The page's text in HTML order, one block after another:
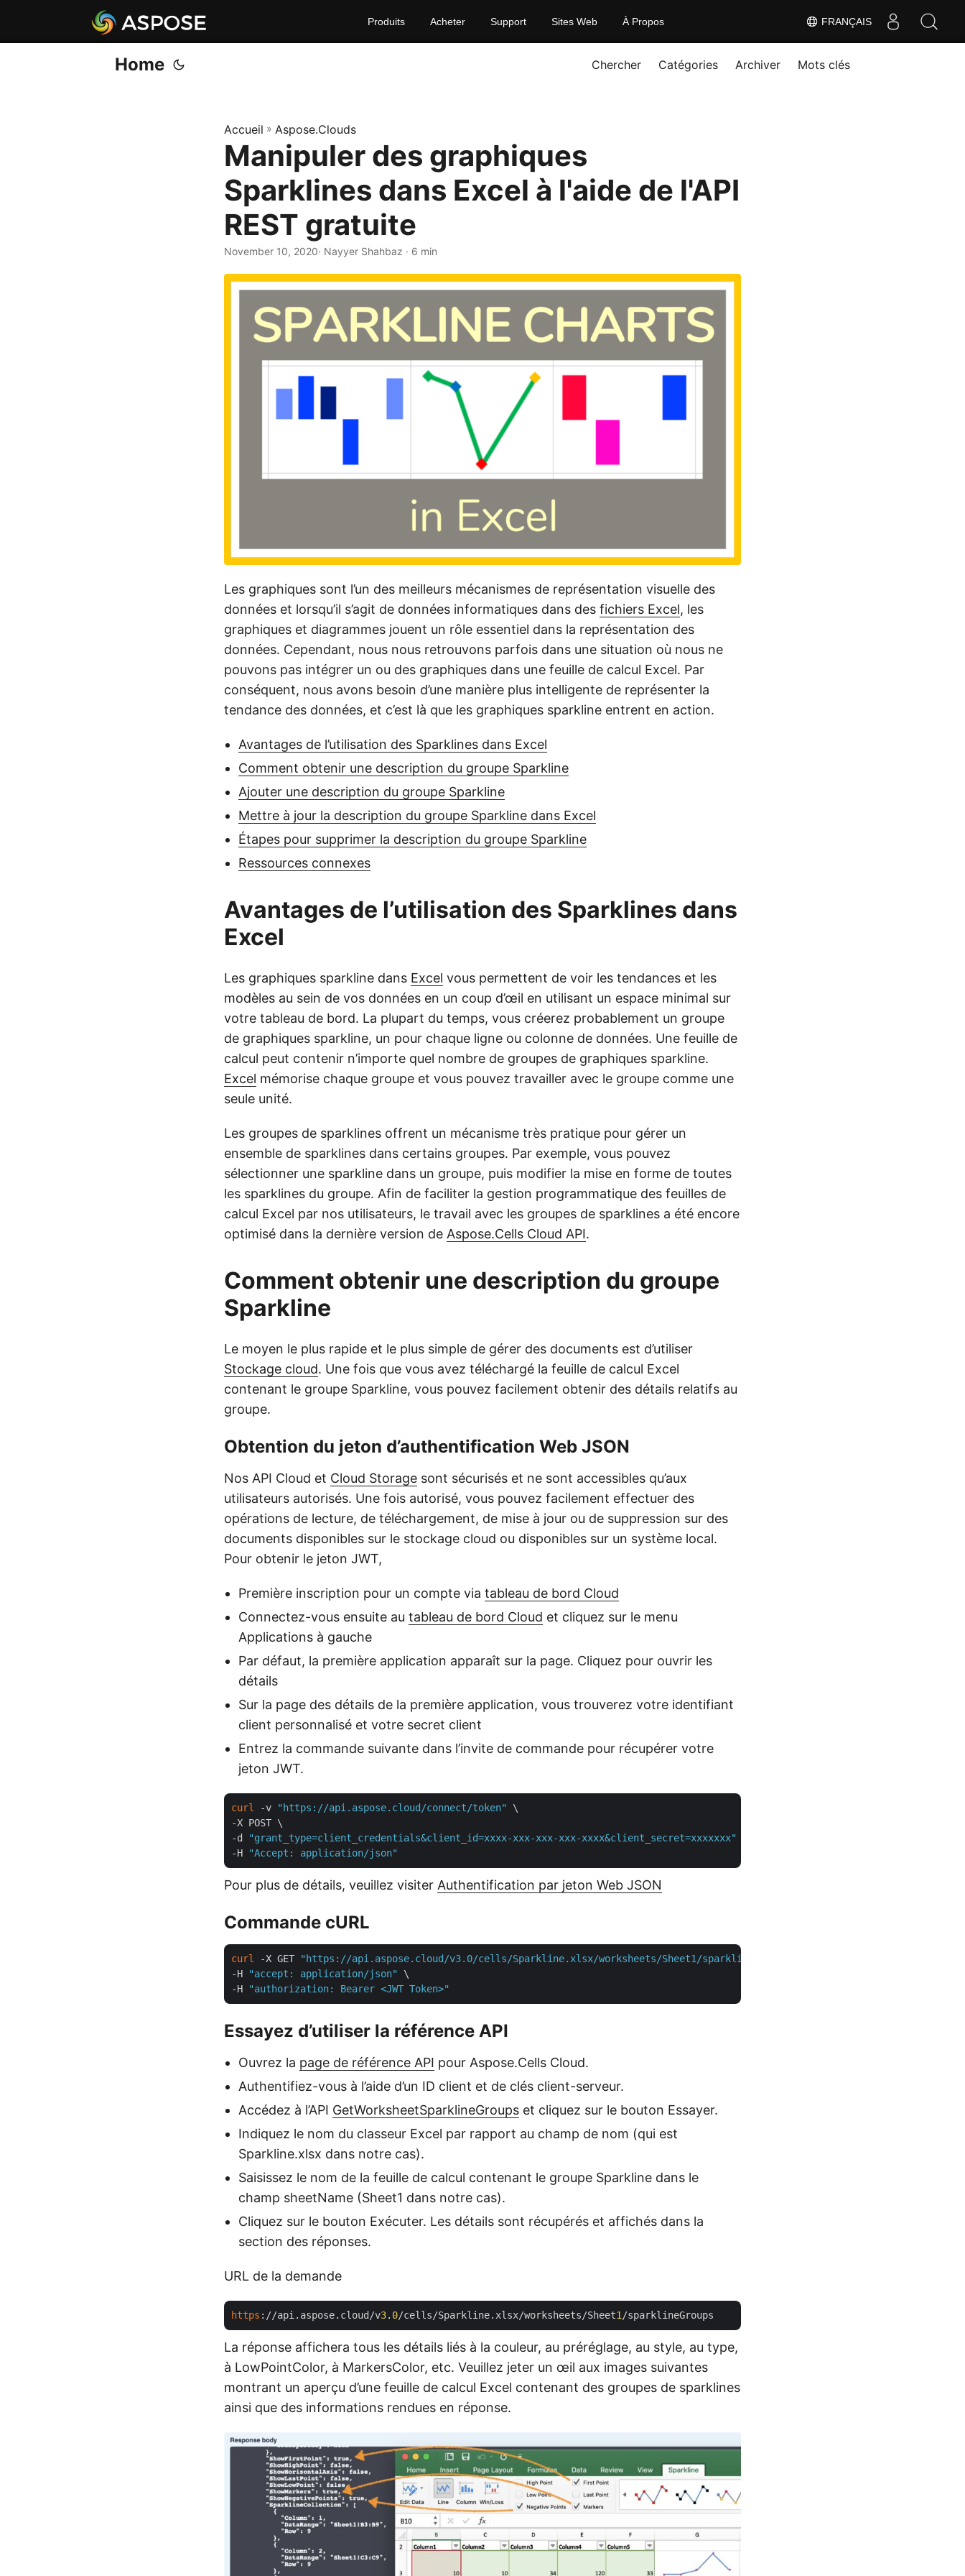
FRANÇAIS
Produits Acheter Support Sites Web À Propos
Home Chercher Catégories Archiver Mots clés
Accueil » Aspose.Clouds
Manipuler des graphiques
Sparklines dans Excel à l'aide de l'API
REST gratuite
November 10, 2020· Nayyer Shahbaz · 6 min
Les graphiques sont l’un des meilleurs mécanismes de représentation visuelle des
données et lorsqu’il s’agit de données informatiques dans des fichiers Excel, les
graphiques et diagrammes jouent un rôle essentiel dans la représentation des
données. Cependant, nous nous retrouvons parfois dans une situation où nous ne
pouvons pas intégrer un ou des graphiques dans une feuille de calcul Excel. Par
conséquent, nous avons besoin d’une manière plus intelligente de représenter la
tendance des données, et c’est là que les graphiques sparkline entrent en action.
Avantages de l’utilisation des Sparklines dans Excel
Comment obtenir une description du groupe Sparkline
Ajouter une description du groupe Sparkline
Mettre à jour la description du groupe Sparkline dans Excel
Étapes pour supprimer la description du groupe Sparkline
Ressources connexes
Avantages de l’utilisation des Sparklines dans
Excel
Les graphiques sparkline dans Excel vous permettent de voir les tendances et les
modèles au sein de vos données en un coup d’œil en utilisant un espace minimal sur
votre tableau de bord. La plupart du temps, vous créerez probablement un groupe
de graphiques sparkline, un pour chaque ligne ou colonne de données. Une feuille de
calcul peut contenir n’importe quel nombre de groupes de graphiques sparkline.
Excel mémorise chaque groupe et vous pouvez travailler avec le groupe comme une
seule unité.
Les groupes de sparklines offrent un mécanisme très pratique pour gérer un
ensemble de sparklines dans certains groupes. Par exemple, vous pouvez
sélectionner une sparkline dans un groupe, puis modifier la mise en forme de toutes
les sparklines du groupe. Afin de faciliter la gestion programmatique des feuilles de
calcul Excel par nos utilisateurs, le travail avec les groupes de sparklines a été encore
optimisé dans la dernière version de Aspose.Cells Cloud API.
Comment obtenir une description du groupe
Sparkline
Le moyen le plus rapide et le plus simple de gérer des documents est d’utiliser
Stockage cloud. Une fois que vous avez téléchargé la feuille de calcul Excel
contenant le groupe Sparkline, vous pouvez facilement obtenir des détails relatifs au
groupe.
Obtention du jeton d’authentification Web JSON
Nos API Cloud et Cloud Storage sont sécurisés et ne sont accessibles qu’aux
utilisateurs autorisés. Une fois autorisé, vous pouvez facilement effectuer des
opérations de lecture, de téléchargement, de mise à jour ou de suppression sur des
documents disponibles sur le stockage cloud ou disponibles sur un système local.
Pour obtenir le jeton JWT,
Première inscription pour un compte via tableau de bord Cloud
Connectez-vous ensuite au tableau de bord Cloud et cliquez sur le menu
Applications à gauche
Par défaut, la première application apparaît sur la page. Cliquez pour ouvrir les
détails
Sur la page des détails de la première application, vous trouverez votre identifiant
client personnalisé et votre secret client
Entrez la commande suivante dans l’invite de commande pour récupérer votre
jeton JWT.
curl -v "https://api.aspose.cloud/connect/token"
\
-X POST \
-d
"grant_type=client_credentials&client_id=xxxx-xxx-xxx-xxx-xxxx&client_secret=xxxxxxx"
-H
"Accept: application/json"
Pour plus de détails, veuillez visiter Authentification par jeton Web JSON
Commande cURL
curl -X GET "https://api.aspose.cloud/v3.0/cells/Sparkline.xlsx/worksheets/Sheet1/sparklineGroups"
-H
"accept: application/json"
\
-H
"authorization: Bearer <JWT Token>"
Essayez d’utiliser la référence API
Ouvrez la page de référence API pour Aspose.Cells Cloud.
Authentifiez-vous à l’aide d’un ID client et de clés client-serveur.
Accédez à l’API GetWorksheetSparklineGroups et cliquez sur le bouton Essayer.
Indiquez le nom du classeur Excel par rapport au champ de nom (qui est
Sparkline.xlsx dans notre cas).
Saisissez le nom de la feuille de calcul contenant le groupe Sparkline dans le
champ sheetName (Sheet1 dans notre cas).
Cliquez sur le bouton Exécuter. Les détails sont récupérés et affichés dans la
section des réponses.
URL de la demande
https ://api.aspose.cloud/v3. 0/cells/Sparkline.xlsx/worksheets/Sheet1
La réponse affichera tous les détails liés à la couleur, au préréglage, au style, au type,
à LowPointColor, à MarkersColor, etc. Veuillez jeter un œil aux images suivantes
montrant un aperçu d’une feuille de calcul Excel contenant des groupes de sparklines
ainsi que des informations rendues en réponse.